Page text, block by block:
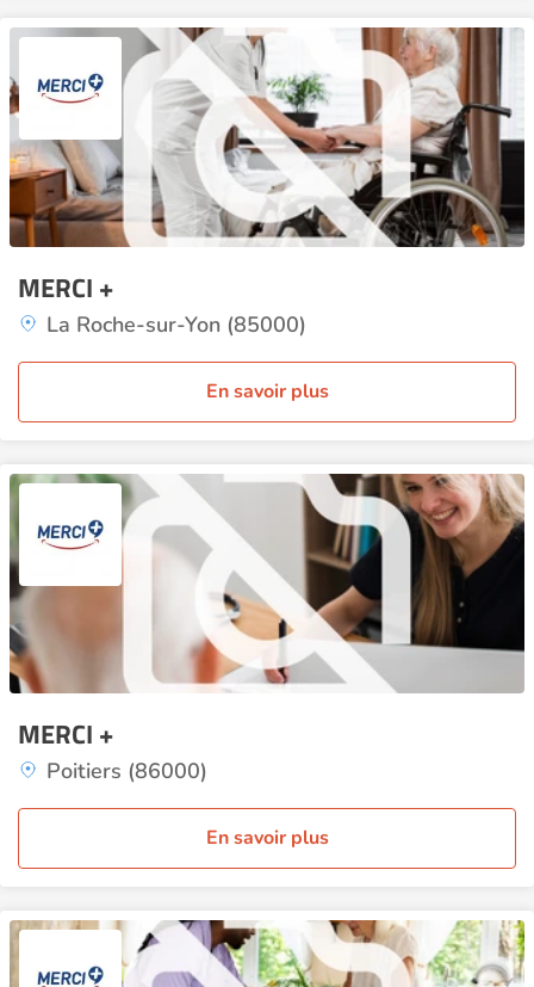
MERCI +
La Roche-sur-Yon (85000)
En savoir plus
MERCI +
Poitiers (86000)
En savoir plus